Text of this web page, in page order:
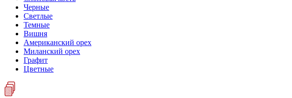
Черные
Светлые
Темные
Вишня
Американский орех
Миланский орех
Графит
Цветные